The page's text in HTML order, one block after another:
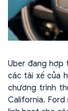
Uber đang hợp
các tài xế của
chương trình
California.